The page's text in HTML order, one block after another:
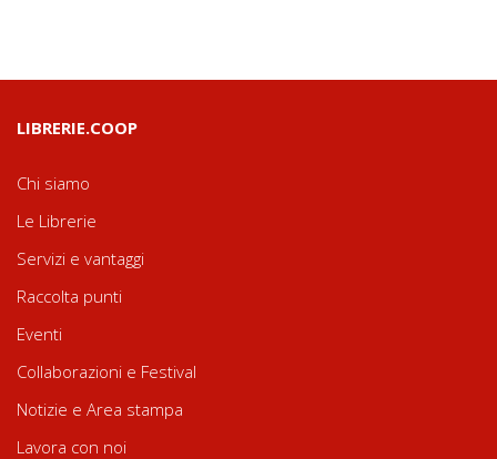
LIBRERIE.COOP
Chi siamo
Le Librerie
Servizi e vantaggi
Raccolta punti
Eventi
Collaborazioni e Festival
Notizie e Area stampa
Lavora con noi